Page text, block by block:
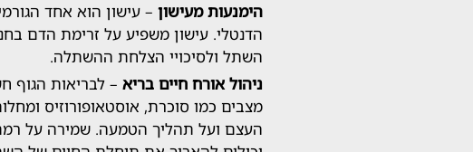
הימנעות מעישון – עישון הוא אחד
הדנטלי. עישון משפיע על זרימת הדם
השתל ולסיכויי הצלחת ההשתלה.
ניהול אורח חיים בריא – לבריאות הגוף
מצבים כמו סוכרת, אוסטאופורוזיס
העצם ועל תהליך הטמעה. שמירה על